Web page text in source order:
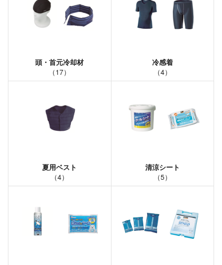
頭・首元冷却材
（17）
冷感着
（4）
夏用ベスト
（4）
清涼シート
（5）